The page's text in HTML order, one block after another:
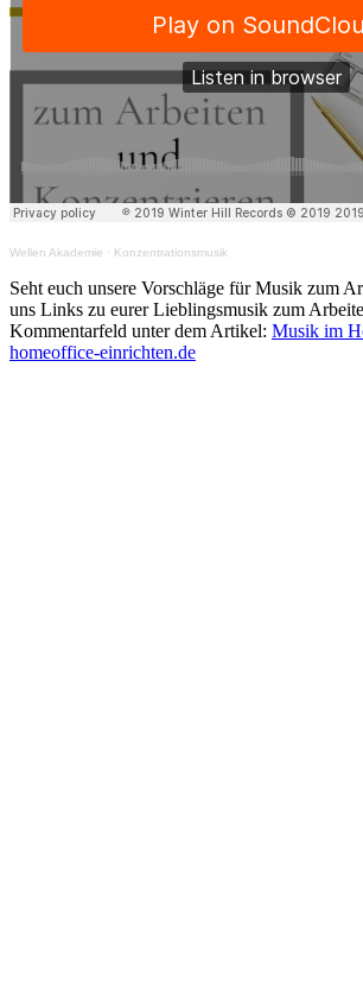
Wellen Akademie · Konzentrationsmusik
Seht euch unsere Vorschläge für Musik zum
uns Links zu eurer Lieblingsmusik zum
Kommentarfeld unter dem Artikel: Musik im
homeoffice-einrichten.de